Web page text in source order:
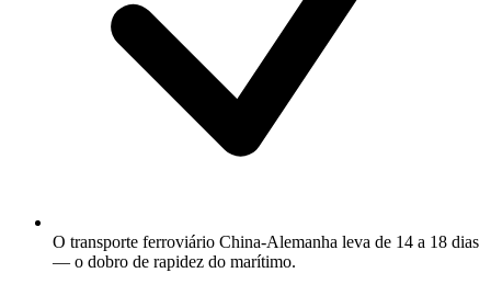
O transporte ferroviário China-Alemanha leva de 14 a 18 dias
— o dobro de rapidez do marítimo.